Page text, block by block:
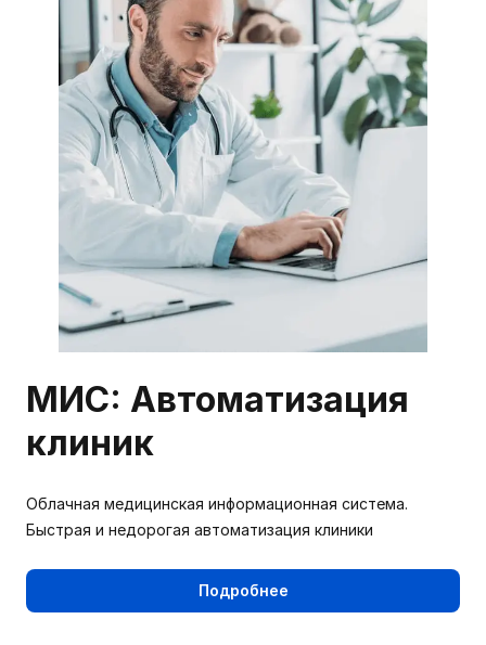
МИС: Автоматизация
клиник
Облачная медицинская информационная система.
Быстрая и недорогая автоматизация клиники
Подробнее